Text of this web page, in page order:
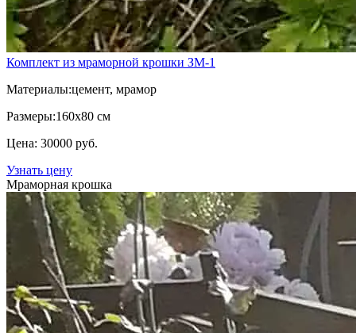
Комплект из мраморной крошки ЗМ-1
Материалы:цемент, мрамор
Размеры:160х80 см
Цена: 30000 руб.
Узнать цену
Мраморная крошка